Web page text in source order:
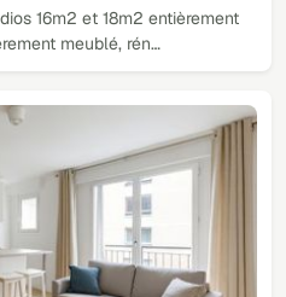
16m2 et 18m2 entièrement
meublé, rén…